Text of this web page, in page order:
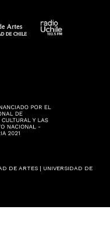
DE ARTES | UNIVERSIDAD DE